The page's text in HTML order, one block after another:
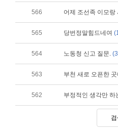
566 어제 조선족 이모랑
565 당번정말힘드네여
564 노동청 신고 질문.
563 부천 새로 오픈한
562 부정적인 생각만 하